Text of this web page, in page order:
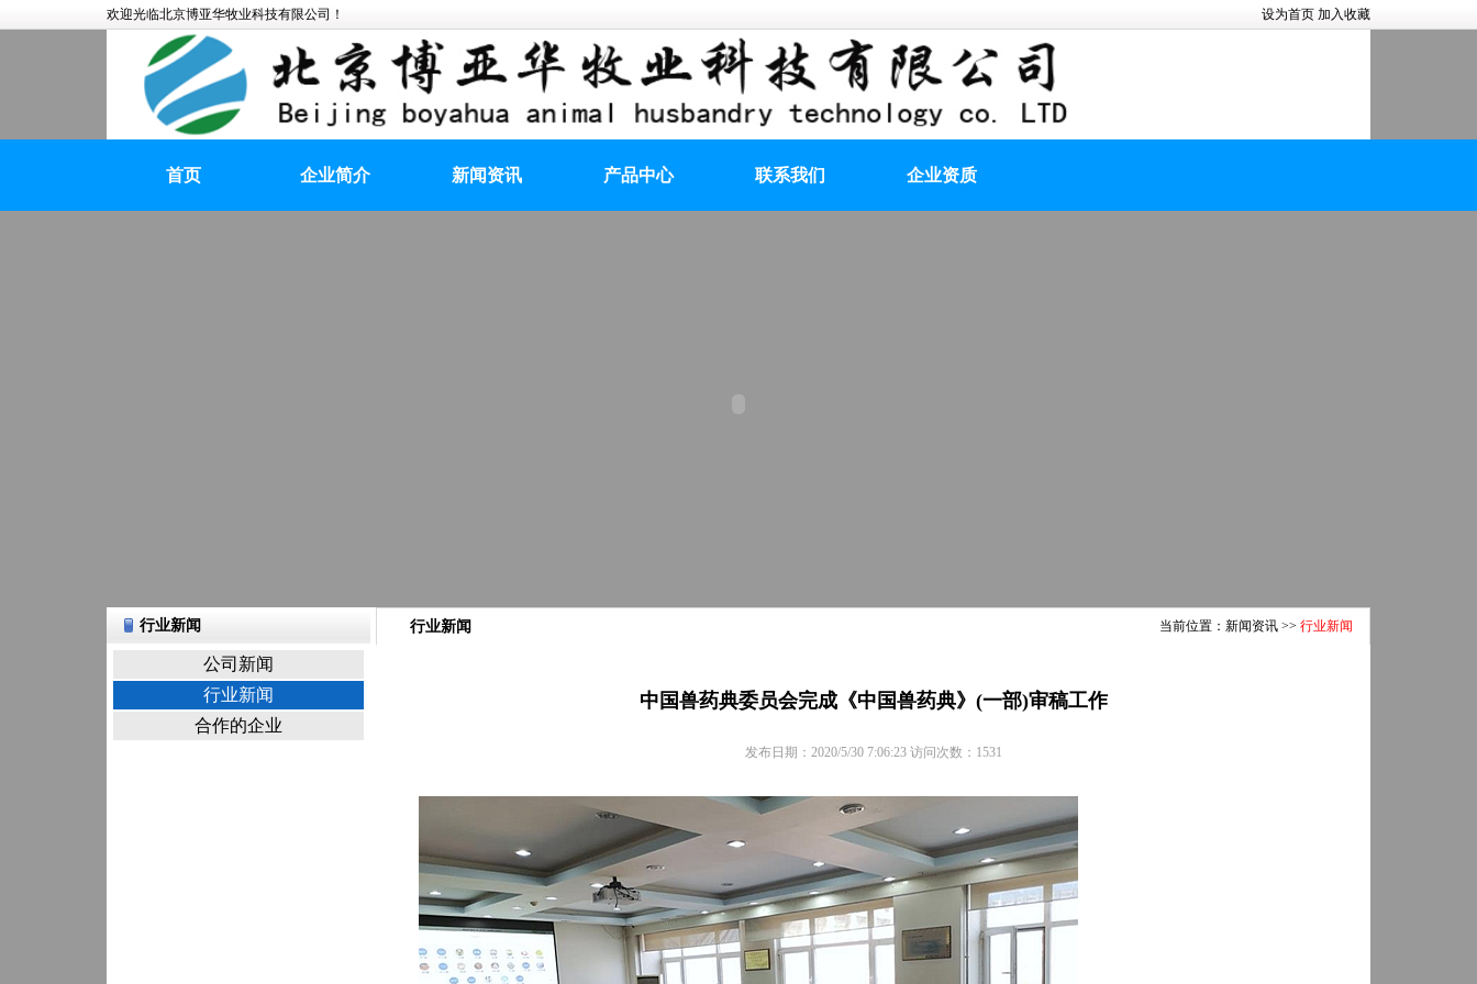
欢迎光临北京博亚华牧业科技有限公司！ 设为首页 加入收藏
首页 企业简介 新闻资讯 产品中心 联系我们 企业资质
行业新闻
公司新闻
行业新闻
合作的企业
当前位置： 新闻资讯 >> 行业新闻
行业新闻
中国兽药典委员会完成《中国兽药典》(一部)审稿工作
发布日期：2020/5/30 7:06:23 访问次数：1531